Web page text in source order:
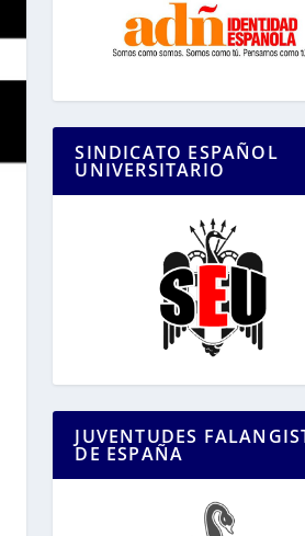
SINDICATO ESPAÑOL
UNIVERSITARIO
JUVENTUDES
DE ESPAÑA